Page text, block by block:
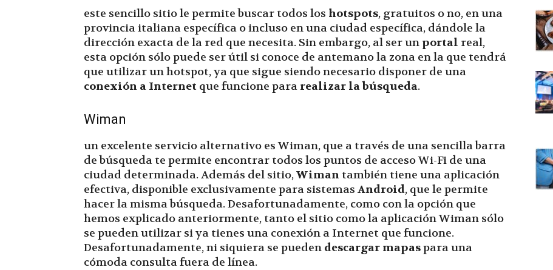
este sencillo sitio le permite buscar todos los hotspots, gratuitos o no, en una
provincia italiana específica o incluso en una ciudad específica, dándole la
dirección exacta de la red que necesita. Sin embargo, al ser un portal real,
esta opción sólo puede ser útil si conoce de antemano la zona en la que tendrá
que utilizar un hotspot, ya que sigue siendo necesario disponer de una
conexión a Internet que funcione para realizar la búsqueda.
Wiman
un excelente servicio alternativo es Wiman, que a través de una sencilla barra
de búsqueda te permite encontrar todos los puntos de acceso Wi-Fi de una
ciudad determinada. Además del sitio,Wiman también tiene una aplicación
efectiva, disponible exclusivamente para sistemas Android, que le permite
hacer la misma búsqueda. Desafortunadamente, como con la opción que
hemos explicado anteriormente, tanto el sitio como la aplicación Wiman sólo
se pueden utilizar si ya tienes una conexión a Internet que funcione.
Desafortunadamente, ni siquiera se pueden descargar mapaspara una
cómoda consulta fuera de línea.